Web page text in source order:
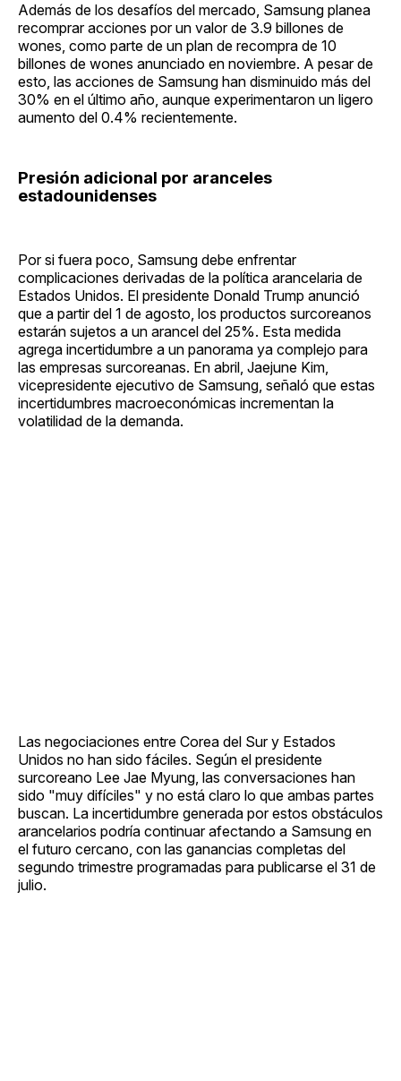
Además de los desafíos del mercado, Samsung planea
recomprar acciones por un valor de 3.9 billones de
wones, como parte de un plan de recompra de 10
billones de wones anunciado en noviembre. A pesar de
esto, las acciones de Samsung han disminuido más del
30% en el último año, aunque experimentaron un ligero
aumento del 0.4% recientemente.
Presión adicional por aranceles
estadounidenses
Por si fuera poco, Samsung debe enfrentar
complicaciones derivadas de la política arancelaria de
Estados Unidos. El presidente Donald Trump anunció
que a partir del 1 de agosto, los productos surcoreanos
estarán sujetos a un arancel del 25%. Esta medida
agrega incertidumbre a un panorama ya complejo para
las empresas surcoreanas. En abril, Jaejune Kim,
vicepresidente ejecutivo de Samsung, señaló que estas
incertidumbres macroeconómicas incrementan la
volatilidad de la demanda.
Las negociaciones entre Corea del Sur y Estados
Unidos no han sido fáciles. Según el presidente
surcoreano Lee Jae Myung, las conversaciones han
sido "muy difíciles" y no está claro lo que ambas partes
buscan. La incertidumbre generada por estos obstáculos
arancelarios podría continuar afectando a Samsung en
el futuro cercano, con las ganancias completas del
segundo trimestre programadas para publicarse el 31 de
julio.